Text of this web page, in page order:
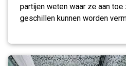
partijen weten waar ze aan
geschillen kunnen worden